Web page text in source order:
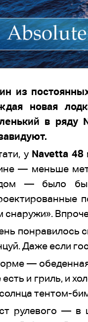
из
новая
в ряду
у Navetta 48
— меньше
— было бы
снаружи».
понравилось
Даже если
— обеденная
есть и гриль, и
тентом-
рулевого — в